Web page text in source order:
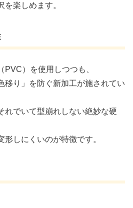
楽しめます。
）を使用しつつも、
移り」を防ぐ新加工が施されてい
れでいて型崩れしない絶妙な硬
形しにくいのが特徴です。